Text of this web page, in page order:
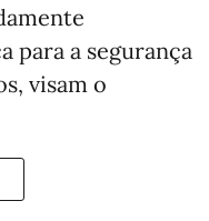
para a segurança
visam o